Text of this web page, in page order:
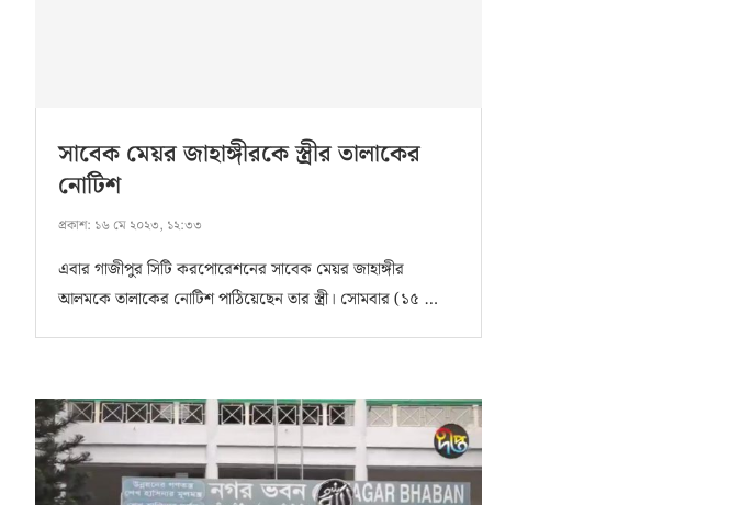
সাবেক মেয়র জাহাঙ্গীরকে স্ত্রীর তালাকের
নোটিশ
প্রকাশ: ১৬ মে ২০২৩, ১২:৩৩
এবার গাজীপুর সিটি করপোরেশনের সাবেক মেয়র জাহাঙ্গীর
আলমকে তালাকের নোটিশ পাঠিয়েছেন তার স্ত্রী। সোমবার (১৫ …